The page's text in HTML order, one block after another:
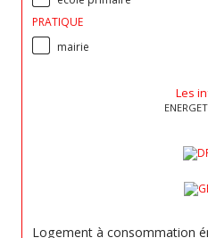
PRATIQUE
mairie
Les
Logement à consommation